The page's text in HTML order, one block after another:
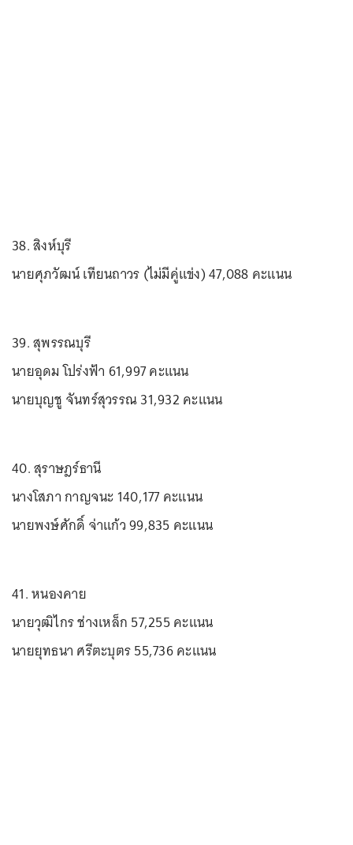
38. สิงห์บุรี
นายศุภวัฒน์ เทียนถาวร (ไม่มีคู่แข่ง) 47,088 คะแนน
39. สุพรรณบุรี
นายอุดม โปร่งฟ้า 61,997 คะแนน
นายบุญชู จันทร์สุวรรณ 31,932 คะแนน
40. สุราษฎร์ธานี
นางโสภา กาญจนะ 140,177 คะแนน
นายพงษ์ศักดิ์ จ่าแก้ว 99,835 คะแนน
41. หนองคาย
นายวุฒิไกร ช่างเหล็ก 57,255 คะแนน
นายยุทธนา ศรีตะบุตร 55,736 คะแนน